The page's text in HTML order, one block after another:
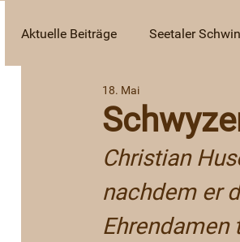
Aktuelle Beiträge Seetaler
18. Mai
Christian
nachdem er